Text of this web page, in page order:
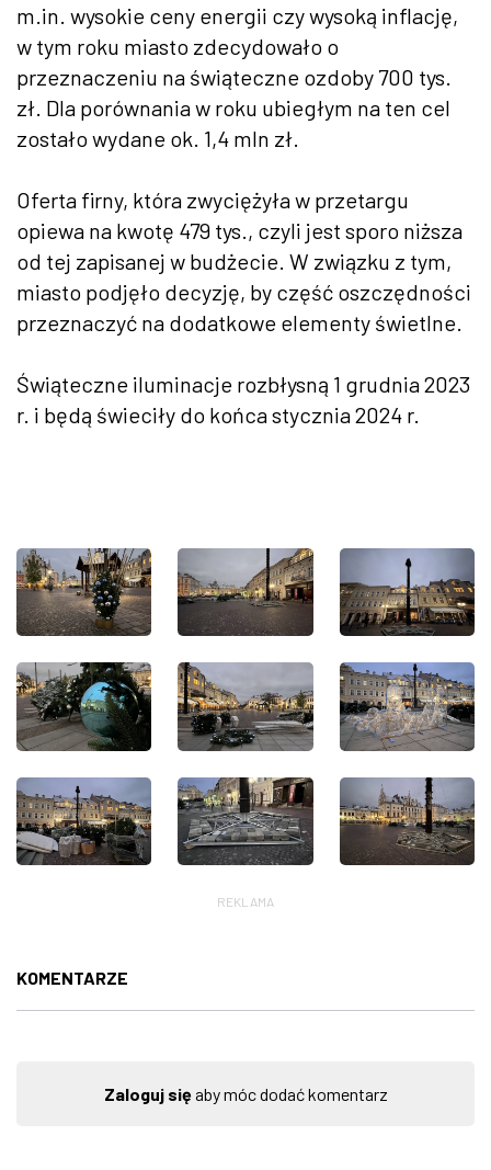
m.in. wysokie ceny energii czy wysoką inflację,
w tym roku miasto zdecydowało o
przeznaczeniu na świąteczne ozdoby 700 tys.
zł. Dla porównania w roku ubiegłym na ten cel
zostało wydane ok. 1,4 mln zł.
Oferta firny, która zwyciężyła w przetargu
opiewa na kwotę 479 tys., czyli jest sporo niższa
od tej zapisanej w budżecie. W związku z tym,
miasto podjęło decyzję, by część oszczędności
przeznaczyć na dodatkowe elementy świetlne.
Świąteczne iluminacje rozbłysną 1 grudnia 2023
r. i będą świeciły do końca stycznia 2024 r.
REKLAMA
KOMENTARZE
Zaloguj sięaby móc dodać komentarz